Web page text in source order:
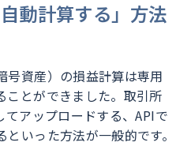
動計算する」方法
号資産）の損益計算は専用
ことができました。取引所
てアップロードする、APIで
いった方法が一般的です。